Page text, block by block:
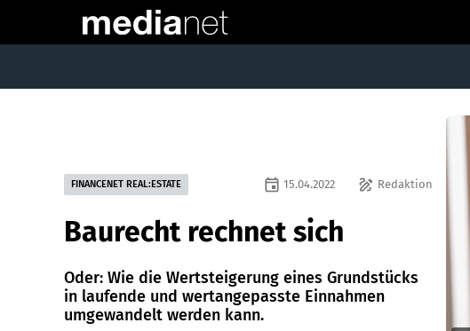
FINANCENET REAL:ESTATE draw Redaktion
event 15.04.2022
Baurecht rechnet sich
Oder: Wie die Wertsteigerung eines Grundstücks
in laufende und wertangepasste Einnahmen
umgewandelt werden kann.